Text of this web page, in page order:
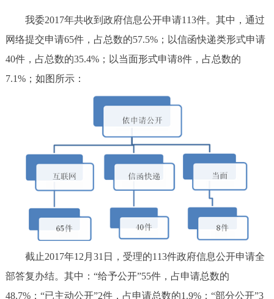
我委2017年共收到政府信息公开申请113件。其中，通过
网络提交申请65件，占总数的57.5%；以信函快递类形式申请
40件，占总数的35.4%；以当面形式申请8件，占总数的
7.1%；如图所示：
截止2017年12月31日，受理的113件政府信息公开申请全
部答复办结。其中：“给予公开”55件，占申请总数的
48.7%；“已主动公开”2件，占申请总数的1.9%；“部分公开”3